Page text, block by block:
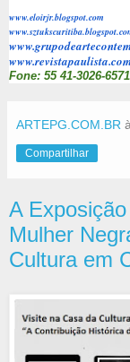
www.eloirjr.blogspot.com
www.sztukscuritiba.blogspot.
Fone: 55 41-3026-6571
ARTEPG.COM.BR
Compartilhar
A
Mulher
Cultura em